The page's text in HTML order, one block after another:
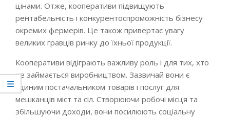
цінами. Отже, кооперативи підвищують
рентабельність і конкурентоспроможність бізнесу
окремих фермерів. Це також привертає увагу
великих гравців ринку до їхньої продукції.
Кооперативи відіграють важливу роль і для тих, хто
не займається виробництвом. Зазвичай вони є
єдиним постачальником товарів і послуг для
мешканців міст та сіл. Створюючи робочі місця та
збільшуючи доходи, вони посилюють соціальну